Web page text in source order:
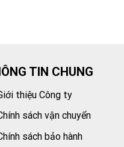
TIN CHUNG
thiệu Công ty
sách vận chuyển
sách bảo hành